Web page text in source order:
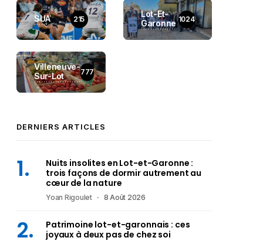
SUA 215
Lot-Et-
Garonne 1024
Villeneuve-
Sur-Lot
777
DERNIERS ARTICLES
Nuits insolites en Lot-et-Garonne :
trois façons de dormir autrement au
cœur de la nature
Yoan Rigoulet 8 Août 2026
Patrimoine lot-et-garonnais : ces
joyaux à deux pas de chez soi